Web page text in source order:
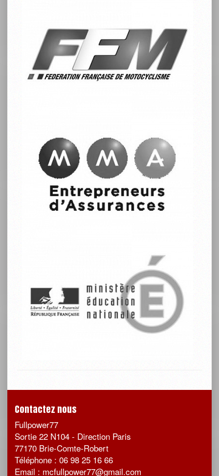
Contactez nous
Fullpower77
Sortie 22 N104 - Direction Paris
77170 Brie-Comte-Robert
Téléphone : 06 98 25 16 66
Email : mcfullpower77@gmail.com